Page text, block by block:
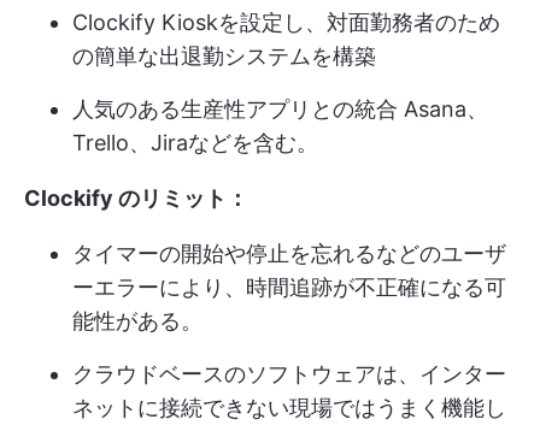
Clockify Kioskを設定し、対面勤務者のため
の簡単な出退勤システムを構築
人気のある生産性アプリとの統合 Asana、
Trello、Jiraなどを含む。
Clockify のリミット：
タイマーの開始や停止を忘れるなどのユーザ
ーエラーにより、時間追跡が不正確になる可
能性がある。
クラウドベースのソフトウェアは、インター
ネットに接続できない現場ではうまく機能し